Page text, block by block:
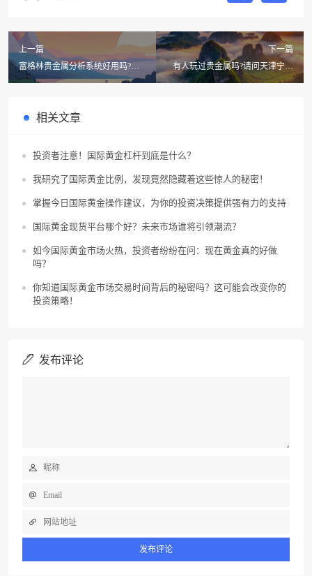
上一篇
富格林贵金属分析系统好用吗?哪
个贵金属行情分析系统比较好?
下一篇
有人玩过贵金属吗?请问天津宁翼
贵金属怎么样?天津宁翼贵金属交
相关文章
投资者注意！国际黄金杠杆到底是什么？
我研究了国际黄金比例，发现竟然隐藏着这些惊人的秘密！
掌握今日国际黄金操作建议，为你的投资决策提供强有力的支持
国际黄金现货平台哪个好？未来市场谁将引领潮流？
如今国际黄金市场火热，投资者纷纷在问：现在黄金真的好做
吗？
你知道国际黄金市场交易时间背后的秘密吗？这可能会改变你的
投资策略！
发布评论